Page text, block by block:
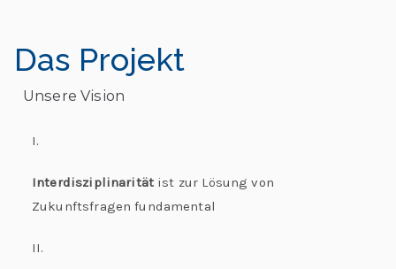
„
ä
r
Das Projekt
Unsere Vision
I.
Interdisziplinarität ist zur Lösung von
Zukunftsfragen fundamental
II.